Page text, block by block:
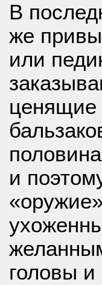
В
же
или
ценящие
и
головы